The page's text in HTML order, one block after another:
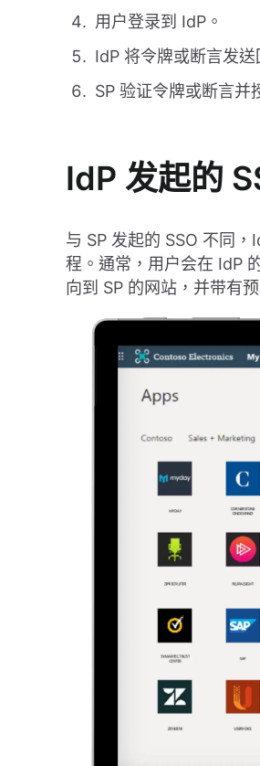
用户登录到 IdP。
IdP 将令牌或断言发送
SP 验证令牌或断言并
IdP 发起的
与 SP 发起的 SSO 不同
程。通常，用户会在 IdP
向到 SP 的网站，并带有